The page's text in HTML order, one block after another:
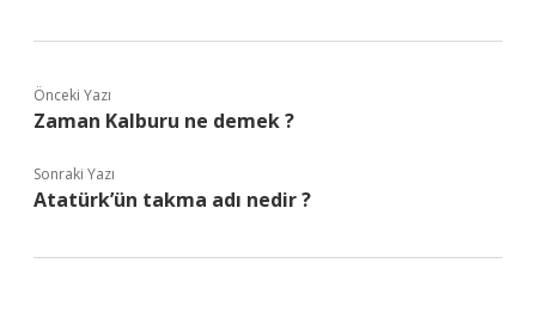
Önceki Yazı
Zaman Kalburu ne demek ?
Sonraki Yazı
Atatürk’ün takma adı nedir ?